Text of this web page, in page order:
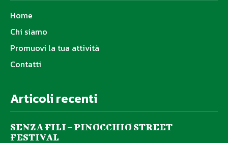
Home
Chi siamo
Promuovi la tua attività
Contatti
Articoli recenti
SENZA FILI – PINOCCHIO STREET
FESTIVAL